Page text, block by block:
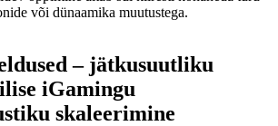
või dünaamika muutustega.
– jätkusuutliku
iGamingu
skaleerimine